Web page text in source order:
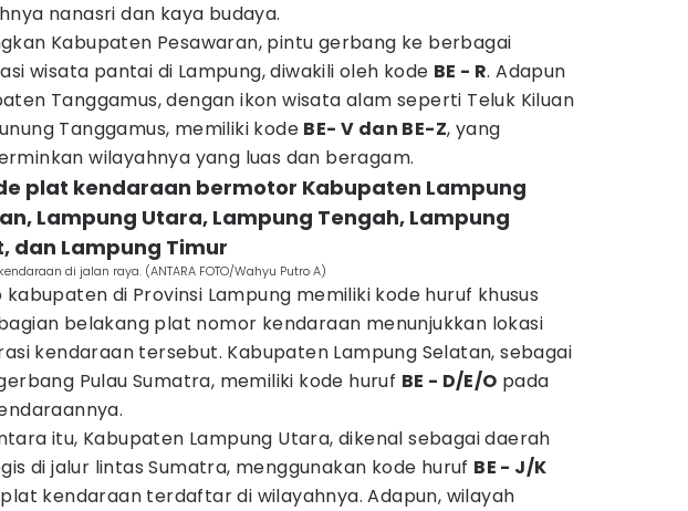
nanasri dan kaya budaya.
Kabupaten Pesawaran, pintu gerbang ke berbagai
wisata pantai di Lampung, diwakili oleh kode BE - R. Adapun
Tanggamus, dengan ikon wisata alam seperti Teluk Kiluan
Tanggamus, memiliki kode BE- V dan BE-Z, yang
wilayahnya yang luas dan beragam.
plat kendaraan bermotor Kabupaten Lampung
Lampung Utara, Lampung Tengah, Lampung
dan Lampung Timur
di jalan raya. (ANTARA FOTO/Wahyu Putro A)
kabupaten di Provinsi Lampung memiliki kode huruf khusus
belakang plat nomor kendaraan menunjukkan lokasi
kendaraan tersebut. Kabupaten Lampung Selatan, sebagai
Pulau Sumatra, memiliki kode huruf BE - D/E/O pada
itu, Kabupaten Lampung Utara, dikenal sebagai daerah
di jalur lintas Sumatra, menggunakan kode huruf BE - J/K
kendaraan terdaftar di wilayahnya. Adapun, wilayah